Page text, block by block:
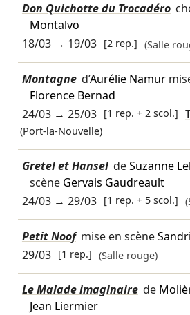
Don Quichotte du Trocadéro
Montalvo
18/03→ 19/03 [2 rep.] (Salle
Montagne d’Aurélie Namur
Florence Bernad
24/03→ 25/03 [1 rep. + 2 scol.]
(Port-la-Nouvelle)
Gretel et Hansel deSuzanne
scène Gervais Gaudreault
24/03→ 29/03 [1 rep. + 5 scol.]
Petit Noof mise en scène
29/03 [1 rep.] (Salle rouge)
Le Malade imaginaire de
Jean Liermier